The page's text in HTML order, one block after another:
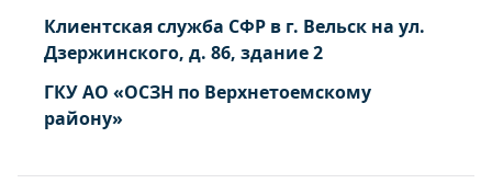
Клиентская служба СФР в г. Вельск на ул.
Дзержинского, д. 86, здание 2
ГКУ АО «ОСЗН по Верхнетоемскому
району»